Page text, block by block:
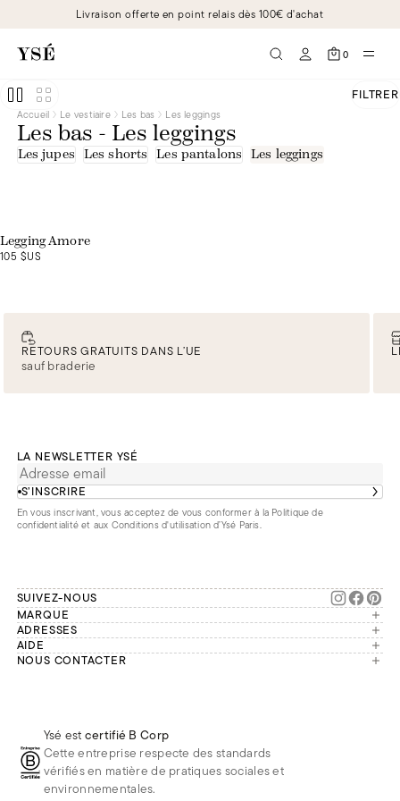
Livraison offerte en point relais dès 100€ d'achat
0
FILTRER
Accueil Le vestiaire Les bas Les leggings
Les bas - Les leggings
Les jupes Les shorts Les pantalons Les leggings
Legging Amore
105 $US
RETOURS GRATUITS DANS L’UE
sauf braderie
LA NEWSLETTER YSÉ
S’INSCRIRE
En vous inscrivant, vous acceptez de vous conformer à la Politique de
confidentialitéet aux Conditions d'utilisation d’Ysé Paris.
SUIVEZ-NOUS
MARQUE
Manifesto
Engagements
Seconde vie
ADRESSES
Paris
France
AIDE
Mon compte
Livraisons & Retours
Foire aux questions
Réduction étudiante
NOUS CONTACTER
Téléphone
E-mail
Ysé estcertifié B Corp
Cette entreprise respecte des standards
vérifiés en matière de pratiques sociales et
environnementales.